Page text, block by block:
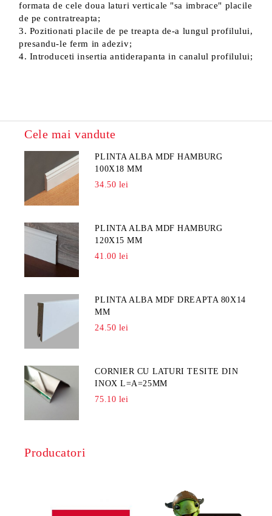
formata de cele doua laturi verticale "sa imbrace" placile
de pe contratreapta;
3. Pozitionati placile de pe treapta de-a lungul profilului,
presandu-le ferm in adeziv;
4. Introduceti insertia antiderapanta in canalul profilului;
Cele mai vandute
PLINTA ALBA MDF HAMBURG
100X18 MM
34.50 lei
PLINTA ALBA MDF HAMBURG
120X15 MM
41.00 lei
PLINTA ALBA MDF DREAPTA 80X14
MM
24.50 lei
CORNIER CU LATURI TESITE DIN
INOX L=A=25MM
75.10 lei
Producatori